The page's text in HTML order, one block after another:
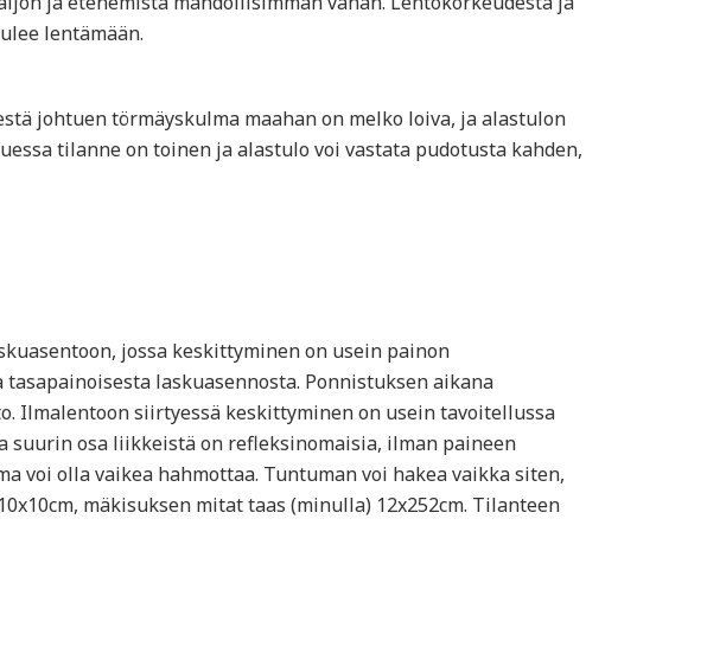
lentämään.
johtuen törmäyskulma maahan on melko loiva, ja alastulon
tilanne on toinen ja alastulo voi vastata pudotusta kahden,
jossa keskittyminen on usein painon
laskuasennosta. Ponnistuksen aikana
Ilmalentoon siirtyessä keskittyminen on usein tavoitellussa
suurin osa liikkeistä on refleksinomaisia, ilman paineen
voi olla vaikea hahmottaa. Tuntuman voi hakea vaikka siten,
mäkisuksen mitat taas (minulla) 12x252cm. Tilanteen